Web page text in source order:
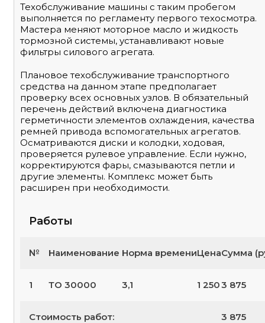
Техобслуживание машины с таким пробегом
выполняется по регламенту первого техосмотра.
Мастера меняют моторное масло и жидкость
тормозной системы, устанавливают новые
фильтры силового агрегата.
Плановое техобслуживание транспортного
средства на данном этапе предполагает
проверку всех основных узлов. В обязательный
перечень действий включена диагностика
герметичности элементов охлаждения, качества
ремней привода вспомогательных агрегатов.
Осматриваются диски и колодки, ходовая,
проверяется рулевое управление. Если нужно,
корректируются фары, смазываются петли и
другие элементы. Комплекс может быть
расширен при необходимости.
Работы
№ Наименование Норма времениЦенаСумма
1 ТО 30000 3,1 1 2503 875
Стоимость работ: 3 875